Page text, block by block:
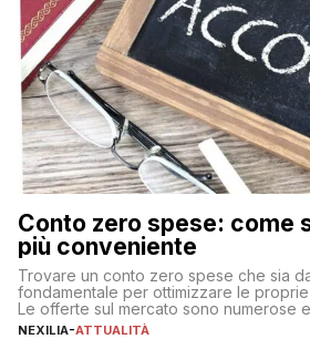
Conto zero spese: come
più conveniente
Trovare un conto zero spese che sia
fondamentale per ottimizzare le
Le offerte sul mercato sono numerose
individuare quella più adatta alle
NEXILIA-ATTUALITÀ